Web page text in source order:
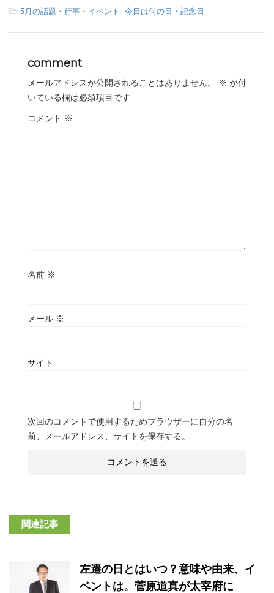
-5月の話題・行事・イベント 今日は何の日・記念日
comment
メールアドレスが公開されることはありません。 ※ が付
いている欄は必須項目です
コメント ※
名前 ※
メール ※
サイト
次回のコメントで使用するためブラウザーに自分の名
前、メールアドレス、サイトを保存する。
関連記事
左遷の日とはいつ？意味や由来、イ
ベントは。菅原道真が太宰府に